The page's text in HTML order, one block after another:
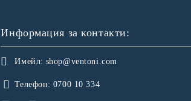
Информация за контакти:
Имейл: shop@ventoni.com
Телефон: 0700 10 334